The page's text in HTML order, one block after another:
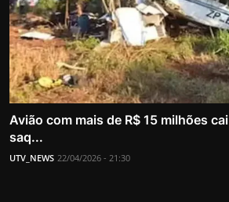
Avião com mais de R$ 15 milhões
saq...
UTV_NEWS 22/04/2026 - 21:30